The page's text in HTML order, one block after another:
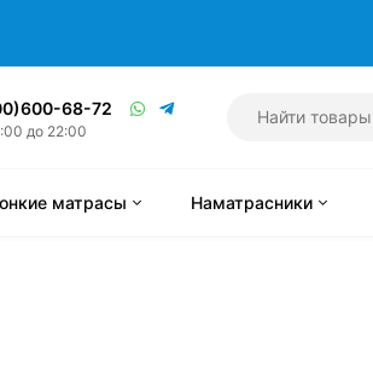
68-72
до 22:00
матрасы Наматрасники